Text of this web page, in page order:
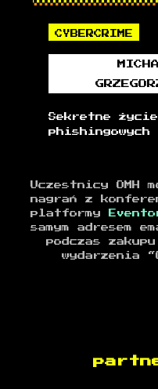
CYBERCRIME
Sekretne życie
phishingowych
Uczestnicy OMH
nagrań z
platformy
samym adresem
podczas
wydarzenia